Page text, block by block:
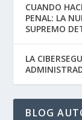
CUANDO
PENAL: LA
SUPREMO
LA
BLOG